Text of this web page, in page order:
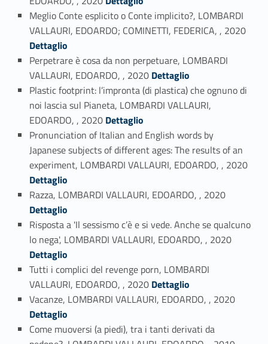
Meglio Conte esplicito o Conte implicito?, LOMBARDI
VALLAURI, EDOARDO; COMINETTI, FEDERICA, , 2020
Dettaglio
Perpetrare è cosa da non perpetuare, LOMBARDI
VALLAURI, EDOARDO, , 2020 Link identifier #identifier_person_83080-42
Dettaglio
Plastic footprint: l’impronta (di plastica) che ognuno di
noi lascia sul Pianeta, LOMBARDI VALLAURI,
EDOARDO, , 2020 Link identifier #identifier_person_42127-43
Dettaglio
Pronunciation of Italian and English words by
Japanese subjects of different ages: The results of an
experiment, LOMBARDI VALLAURI, EDOARDO, , 2020
Dettaglio
Razza, LOMBARDI VALLAURI, EDOARDO, , 2020
Dettaglio
Risposta a 'Il sessismo c’è e si vede. Anche se qualcuno
lo nega', LOMBARDI VALLAURI, EDOARDO, , 2020
Dettaglio
Tutti i complici del revenge porn, LOMBARDI
VALLAURI, EDOARDO, , 2020 Link identifier #identifier_person_180960-47
Dettaglio
Vacanze, LOMBARDI VALLAURI, EDOARDO, , 2020
Dettaglio
Come muoversi (a piedi), tra i tanti derivati da